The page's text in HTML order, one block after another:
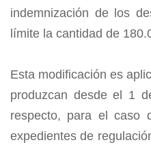
indemnización de los
límite la cantidad de
Esta modificación es
produzcan desde el 1
respecto, para el caso
expedientes de